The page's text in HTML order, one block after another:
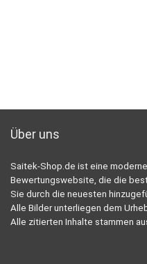
Über uns
Saitek-Shop.de ist eine
Bewertungswebsite, die die
Sie durch die neuesten
Alle Bilder unterliegen dem
Alle zitierten Inhalte stammen